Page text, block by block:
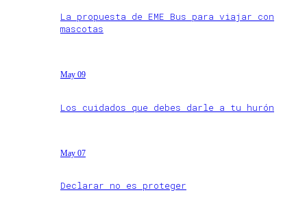
La propuesta de EME Bus para viajar con
mascotas
May 09
Los cuidados que debes darle a tu hurón
May 07
Declarar no es proteger